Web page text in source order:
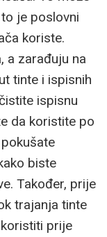
je poslovni
koriste.
a zarađuju na
tinte i ispisnih
ispisnu
da koristite po
biste
Također, prije
trajanja tinte
prije